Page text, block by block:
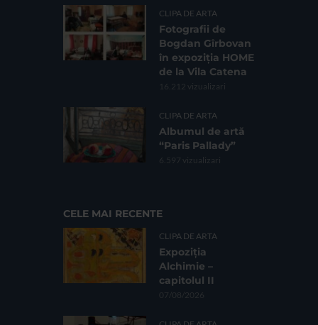
CLIPA DE ARTA
Fotografii de
Bogdan Gîrbovan
în expoziția HOME
de la Vila Catena
16.212 vizualizari
CLIPA DE ARTA
Albumul de artă
“Paris Pallady”
6.597 vizualizari
CELE MAI RECENTE
CLIPA DE ARTA
Expoziția
Alchimie –
capitolul II
07/08/2026